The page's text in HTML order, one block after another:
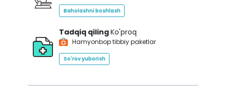
Baholashni boshlash
Tadqiq qilingKo'proq
Hamyonbop tibbiy paketlar
So'rov yuborish